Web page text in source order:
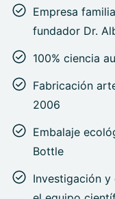
Empresa
fundador Dr.
100% ciencia
Fabricación
2006
Embalaje
Bottle
Investigación